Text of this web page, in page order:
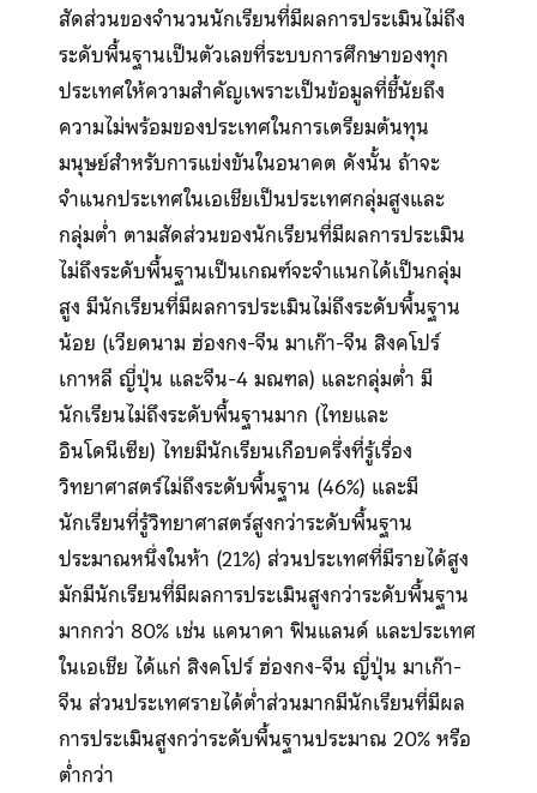
สัดส่วนของจำนวนนักเรียนที่มีผลการประเมินไม่ถึง
ระดับพื้นฐานเป็นตัวเลขที่ระบบการศึกษาของทุก
ประเทศให้ความสำคัญเพราะเป็นข้อมูลที่ชี้นัยถึง
ความไม่พร้อมของประเทศในการเตรียมต้นทุน
มนุษย์สำหรับการแข่งขันในอนาคต ดังนั้น ถ้าจะ
จำแนกประเทศในเอเชียเป็นประเทศกลุ่มสูงและ
กลุ่มต่ำ ตามสัดส่วนของนักเรียนที่มีผลการประเมิน
ไม่ถึงระดับพื้นฐานเป็นเกณฑ์จะจำแนกได้เป็นกลุ่ม
สูง มีนักเรียนที่มีผลการประเมินไม่ถึงระดับพื้นฐาน
น้อย (เวียดนาม ฮ่องกง-จีน มาเก๊า-จีน สิงคโปร์
เกาหลี ญี่ปุ่น และจีน-4 มณฑล) และกลุ่มต่ำ มี
นักเรียนไม่ถึงระดับพื้นฐานมาก (ไทยและ
อินโดนีเซีย) ไทยมีนักเรียนเกือบครึ่งที่รู้เรื่อง
วิทยาศาสตร์ไม่ถึงระดับพื้นฐาน (46%) และมี
นักเรียนที่รู้วิทยาศาสตร์สูงกว่าระดับพื้นฐาน
ประมาณหนึ่งในห้า (21%) ส่วนประเทศที่มีรายได้สูง
มักมีนักเรียนที่มีผลการประเมินสูงกว่าระดับพื้นฐาน
มากกว่า 80% เช่น แคนาดา ฟินแลนด์ และประเทศ
ในเอเชีย ได้แก่ สิงคโปร์ ฮ่องกง-จีน ญี่ปุ่น มาเก๊า-
จีน ส่วนประเทศรายได้ต่ำส่วนมากมีนักเรียนที่มีผล
การประเมินสูงกว่าระดับพื้นฐานประมาณ 20% หรือ
ต่ำกว่า